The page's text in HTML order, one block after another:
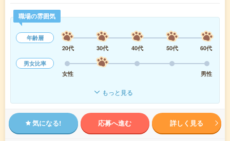
職場の雰囲気
年齢層
20代
30代 40代 50代
60代
男女比率
女性
男性
もっと見る
気になる! 応募へ進む 詳しく見る